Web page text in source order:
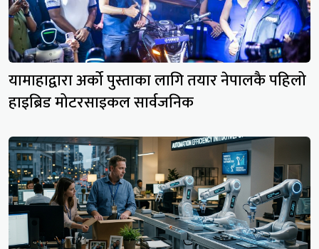
यामाहाद्वारा अर्को पुस्ताका लागि तयार नेपालकै पहिलो
हाइब्रिड मोटरसाइकल सार्वजनिक